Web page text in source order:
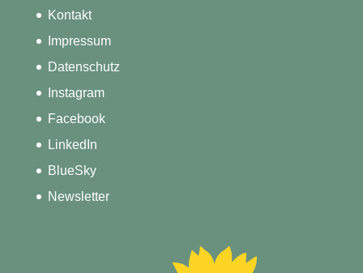
Kontakt
Impressum
Datenschutz
Instagram
Facebook
LinkedIn
BlueSky
Newsletter